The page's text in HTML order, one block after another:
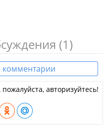
(1)
комментарии
авторизуйтесь!